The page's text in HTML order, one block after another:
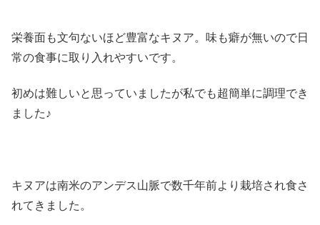
栄養面も文句ないほど豊富なキヌア。味も癖が無いので日
常の食事に取り入れやすいです。
初めは難しいと思っていましたが私でも超簡単に調理でき
ました♪
キヌアは南米のアンデス山脈で数千年前より栽培され食さ
れてきました。